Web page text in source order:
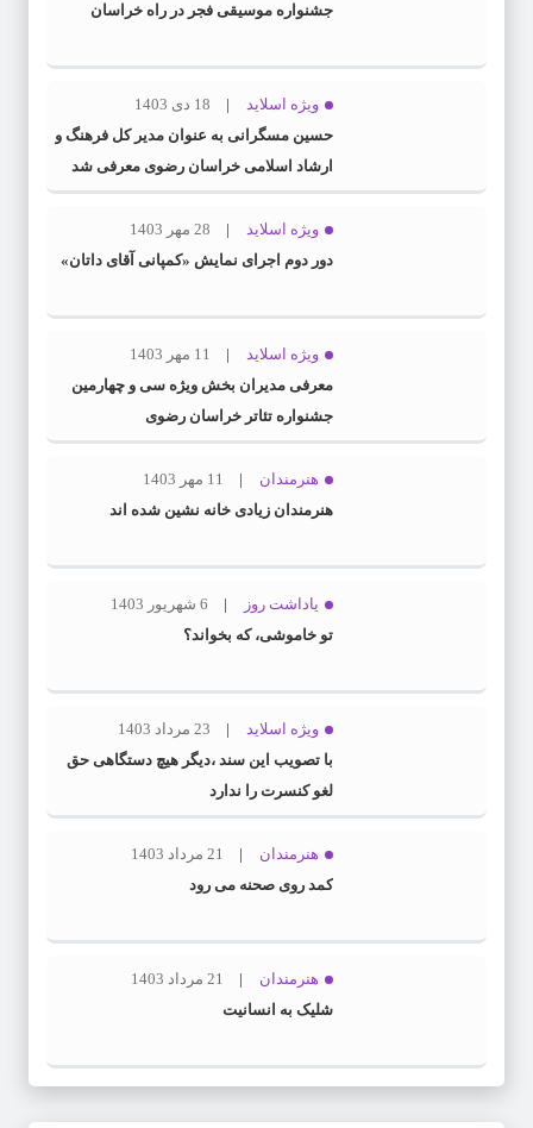
جشنواره موسیقی فجر در راه خراسان
ویژه اسلاید
18 دی 1403
حسین مسگرانی به عنوان مدیر کل فرهنگ و
ارشاد اسلامی خراسان رضوی معرفی شد
ویژه اسلاید
28 مهر 1403
دور دوم اجرای نمایش «کمپانی آقای داتان»
ویژه اسلاید
11 مهر 1403
معرفی مدیران بخش ویژه سی و چهارمین
جشنواره تئاتر خراسان رضوی
هنرمندان
11 مهر 1403
هنرمندان زیادی خانه نشین شده اند
یاداشت روز
6 شهریور 1403
تو خاموشی، که بخواند؟
ویژه اسلاید
23 مرداد 1403
با تصویب این سند ،دیگر هیچ دستگاهی حق
لغو کنسرت را ندارد
هنرمندان
21 مرداد 1403
کمد روی صحنه می رود
هنرمندان
21 مرداد 1403
شلیک به انسانیت